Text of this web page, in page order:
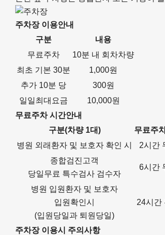
주차장 이용안내
구분
내용
무료주차
10분 내 회차차량
최초 기본 30분
1,000원
추가 10분 당
300원
일일최대요금
10,000원
무료주차 시간안내
구분(차량 1대)
무료주
병원 외래환자 및 보호자 확인 시
2시간
종합검진고객
당일무료 특수검사 검수자
6시간
병원 입원환자 및 보호자
입원확인시
(입원당일과 퇴원당일)
24시간
주차장 이용시 주의사항